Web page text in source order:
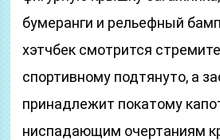
бумеранги и рельефный
хэтчбек смотрится
спортивному подтянуто, а
принадлежит покатому
ниспадающим очертаниям